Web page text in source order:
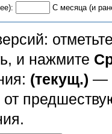
С месяца (и
и нажмите
(текущ.) —
от